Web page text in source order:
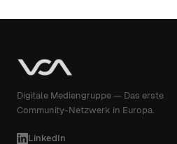
Digitale Mediengruppe — Das erste
Community-Netzwerk in Europa.
LinkedIn